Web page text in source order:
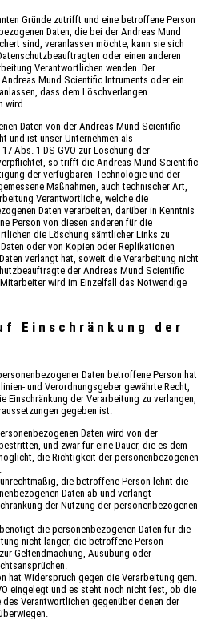
Gründe zutrifft und eine betroffene Person
Daten, die bei der Andreas Mund
sind, veranlassen möchte, kann sie sich
oder einen anderen
Verantwortlichen wenden. Der
Mund Scientific Intruments oder ein
dass dem Löschverlangen
wird.
Daten von der Andreas Mund Scientific
und ist unser Unternehmen als
Abs. 1 DS-GVO zur Löschung der
so trifft die Andreas Mund Scientific
der verfügbaren Technologie und der
Maßnahmen, auch technischer Art,
Verantwortliche, welche die
Daten verarbeiten, darüber in Kenntnis
Person von diesen anderen für die
die Löschung sämtlicher Links zu
oder von Kopien oder Replikationen
verlangt hat, soweit die Verarbeitung nicht
der Andreas Mund Scientific
wird im Einzelfall das Notwendige
Einschränkung der
Daten betroffene Person hat
und Verordnungsgeber gewährte Recht,
Einschränkung der Verarbeitung zu verlangen,
gegeben ist:
Daten wird von der
und zwar für eine Dauer, die es dem
die Richtigkeit der personenbezogenen
die betroffene Person lehnt die
Daten ab und verlangt
der Nutzung der personenbezogenen
die personenbezogenen Daten für die
nicht länger, die betroffene Person
Geltendmachung, Ausübung oder
hat Widerspruch gegen die Verarbeitung gem.
eingelegt und es steht noch nicht fest, ob die
des Verantwortlichen gegenüber denen der